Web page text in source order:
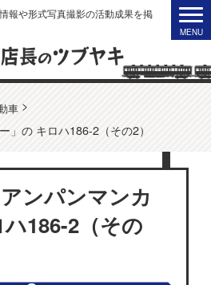
報や形式写真撮影の活動成果を掲
車 >
」の キロハ186-2（その2）
ンパンマンカ
186-2（その